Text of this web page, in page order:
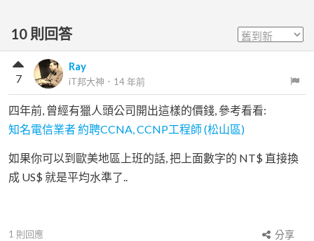
10 則回答
Ray
iT邦大神 ． 14 年前
7
四年前, 曾經有獵人頭公司開出這樣的價錢, 參考看看:
知名電信業者 約聘CCNA, CCNP工程師 (松山區)
如果你可以到歐美地區上班的話, 把上面數字的 NT$ 直接換
成 US$ 就是平均水準了..
1 則回應
分享